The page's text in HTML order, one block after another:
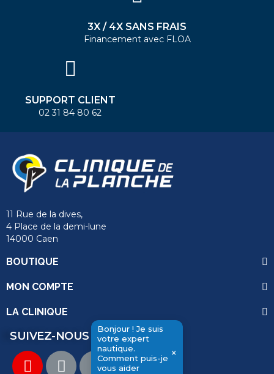
Bonjour ! Je suis
votre expert
nautique.
Comment puis-je
vous aider
×
3X / 4X SANS FRAIS
Financement avec FLOA
SUPPORT CLIENT
02 31 84 80 62
11 Rue de la dives,
4 Place de la demi-lune
14000 Caen
BOUTIQUE
MON COMPTE
LA CLINIQUE
SUIVEZ-NOUS